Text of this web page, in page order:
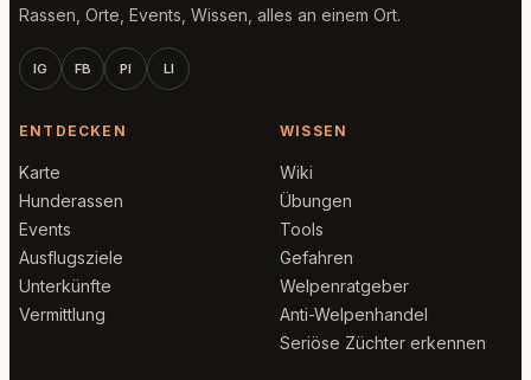
Rassen, Orte, Events, Wissen, alles an einem Ort.
IG FB PI LI
ENTDECKEN
Karte
Hunderassen
Events
Ausflugsziele
Unterkünfte
Vermittlung
WISSEN
Wiki
Übungen
Tools
Gefahren
Welpenratgeber
Anti-Welpenhandel
Seriöse Züchter erkennen